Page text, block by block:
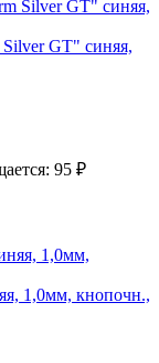
GT" синяя,
95 ₽
1,0мм, кнопочн.,